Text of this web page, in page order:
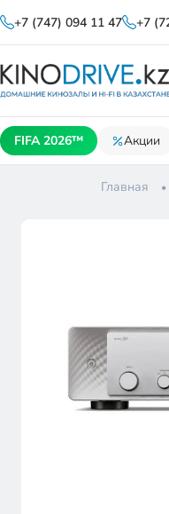
+7 (747) 094 11 47 +7
FIFA 2026™ Акции
Главная